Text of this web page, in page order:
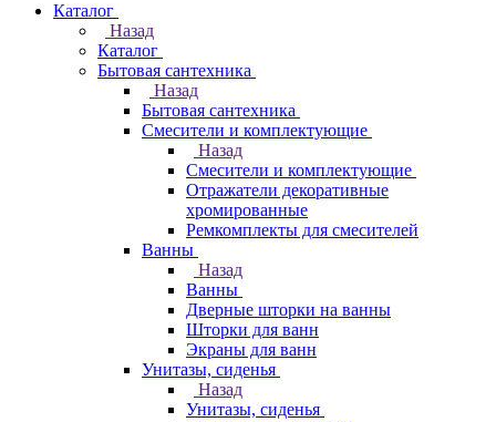
Каталог
Назад
Каталог
Бытовая сантехника
Назад
Бытовая сантехника
Смесители и комплектующие
Назад
Смесители и комплектующие
Отражатели декоративные
хромированные
Ремкомплекты для смесителей
Ванны
Назад
Ванны
Дверные шторки на ванны
Шторки для ванн
Экраны для ванн
Унитазы, сиденья
Назад
Унитазы, сиденья